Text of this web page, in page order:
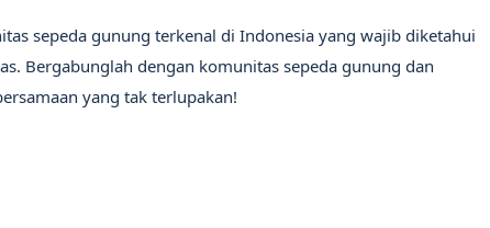
sepeda gunung terkenal di Indonesia yang wajib diketahui
Bergabunglah dengan komunitas sepeda gunung dan
yang tak terlupakan!